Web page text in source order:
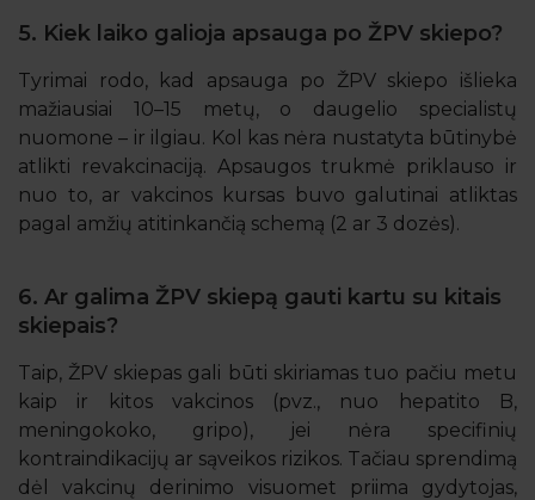
5. Kiek laiko galioja apsauga po ŽPV skiepo?
Tyrimai rodo, kad apsauga po ŽPV skiepo išlieka
mažiausiai 10–15 metų, o daugelio specialistų
nuomone – ir ilgiau. Kol kas nėra nustatyta būtinybė
atlikti revakcinaciją. Apsaugos trukmė priklauso ir
nuo to, ar vakcinos kursas buvo galutinai atliktas
pagal amžių atitinkančią schemą (2 ar 3 dozės).
6. Ar galima ŽPV skiepą gauti kartu su kitais
skiepais?
Taip, ŽPV skiepas gali būti skiriamas tuo pačiu metu
kaip ir kitos vakcinos (pvz., nuo hepatito B,
meningokoko, gripo), jei nėra specifinių
kontraindikacijų ar sąveikos rizikos. Tačiau sprendimą
dėl vakcinų derinimo visuomet priima gydytojas,